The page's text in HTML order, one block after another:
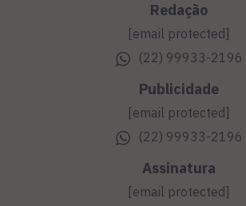
Redação
[email protected]
(22) 99933-2196
Publicidade
[email protected]
(22) 99933-2196
Assinatura
[email protected]